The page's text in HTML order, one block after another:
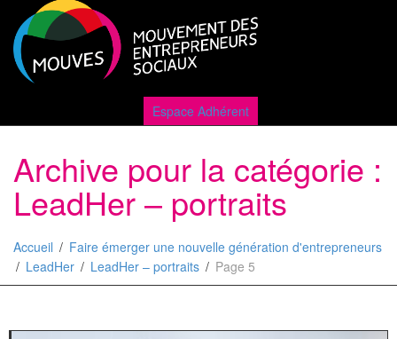
Espace Adhérent
Archive pour la catégorie :
LeadHer – portraits
Accueil
Faire émerger une nouvelle génération d'entrepreneurs
LeadHer
LeadHer – portraits Page 5